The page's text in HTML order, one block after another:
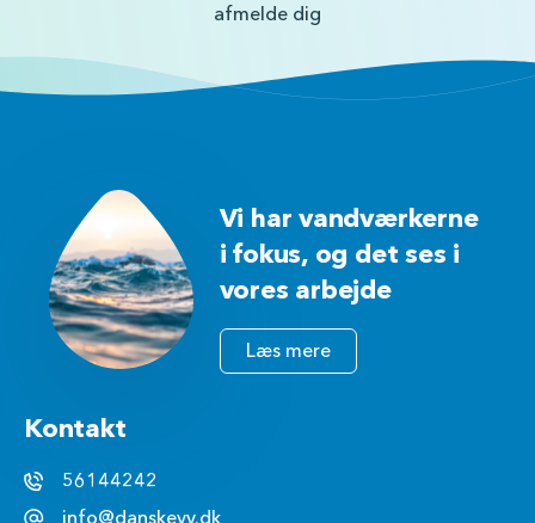
afmelde dig
Vi har vandværkerne
i fokus, og det ses i
vores arbejde
Læs mere
Kontakt
56144242